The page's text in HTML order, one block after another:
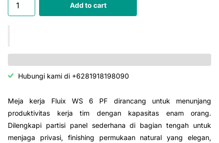
Add to cart
Hubungi kami di +6281918198090
Meja kerja Fluix WS 6 PF dirancang untuk menunjang
produktivitas kerja tim dengan kapasitas enam orang.
Dilengkapi partisi panel sederhana di bagian tengah untuk
menjaga privasi, finishing permukaan natural yang elegan,